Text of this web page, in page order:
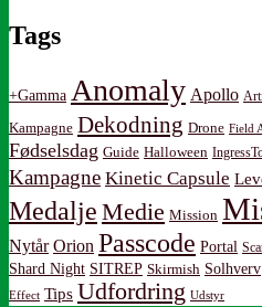
Tags
+Gamma Anomaly Apollo
Kampagne Dekodning Drone Field
Fødselsdag Guide Halloween
Kampagne Kinetic Capsule
Medalje Medie Mission
Nytår Orion Passcode Portal
Shard Night SITREP Skirmish Solhverv
Effect Tips Udfordring Udstyr